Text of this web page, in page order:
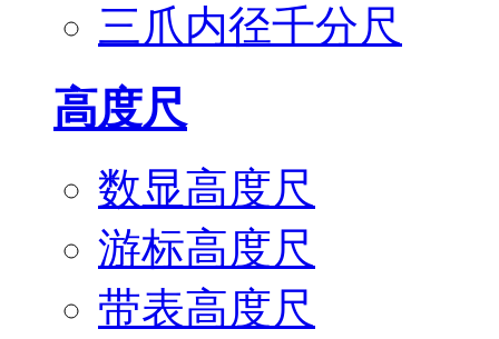
三爪内径千分尺
高度尺
数显高度尺
游标高度尺
带表高度尺